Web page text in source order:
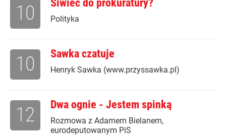
Siwiec do prokuratury?
Polityka
10
Sawka czatuje
Henryk Sawka (www.przyssawka.pl)
10
Dwa ognie - Jestem spinką
Rozmowa z Adamem Bielanem,
eurodeputowanym PiS
12